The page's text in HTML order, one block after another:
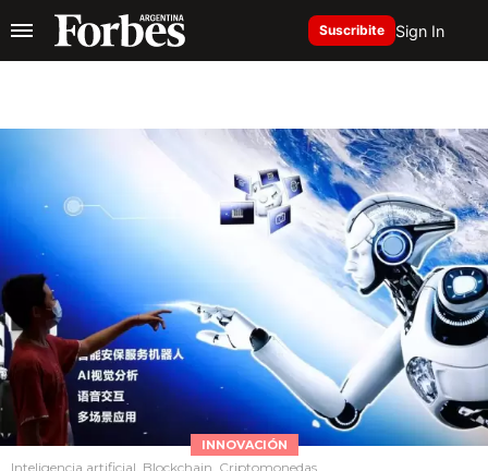
Suscribite Sign In
INNOVACIÓN
Inteligencia artificial, Blockchain, Criptomonedas